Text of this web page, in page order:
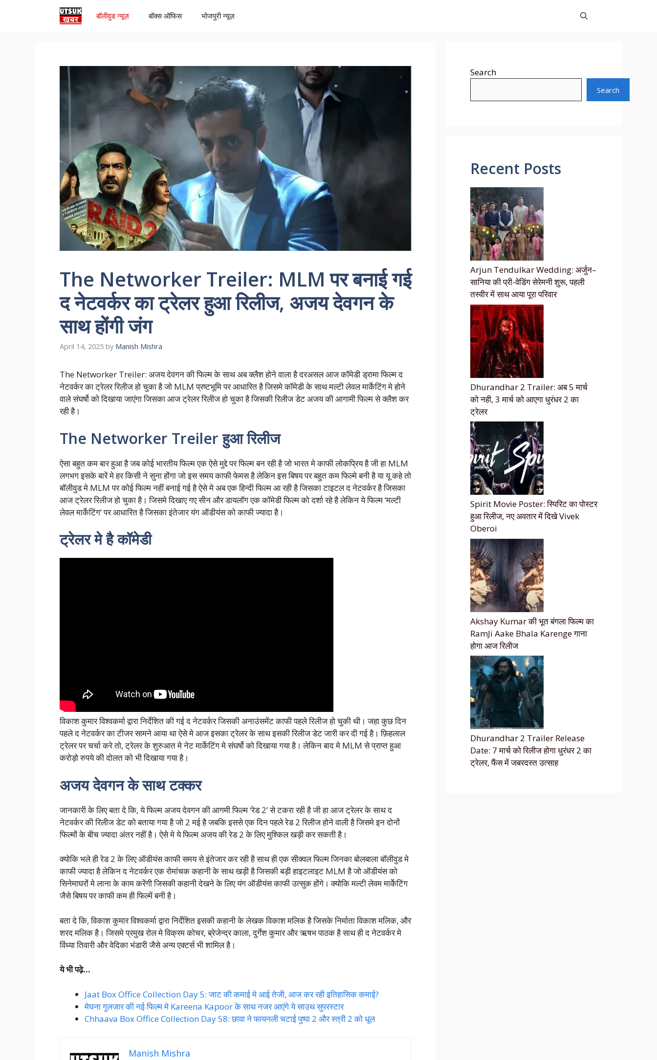
बॉलीवुड न्यूज़ बॉक्स ऑफिस भोजपुरी न्यूज़
The Networker Treiler: MLM पर बनाई गई
द नेटवर्कर का ट्रेलर हुआ रिलीज, अजय देवगन के
साथ होंगी जंग
April 14, 2025 by Manish Mishra
The Networker Treiler: अजय देवगन की फिल्म के साथ अब क्लैश होने वाला है दरअसल आज कॉमेडी ड्रामा फिल्म द
नेटवर्कर का ट्रेलर रिलीज हो चुका है जो MLM प्रष्टभूमि पर आधारित है जिसमे कॉमेडी के साथ मल्टी लेवल मार्केटिंग मे होने
वाले संघर्षो को दिखाया जाएंगा जिसका आज ट्रेलर रिलीज हो चुका है जिसकी रिलीज डेट अजय की आगामी फिल्म से क्लैश कर
रही है।
The Networker Treiler हुआ रिलीज
ऐसा बहुत कम बार हुआ है जब कोई भारतीय फिल्म एक ऐसे मुद्दे पर फिल्म बन रही है जो भारत मे काफी लोकप्रिय है जी हा MLM
लगभग इसके बारें मे हर किसी ने सुना होंगा जो इस समय काफी फेमस है लेकिन इस बिषय पर बहुत कम फिल्मे बनी है या यू कहे तो
बॉलीवुड मे MLM पर कोई फिल्म नहीं बनाई गई है ऐसे मे अब एक हिन्दी फिल्म आ रही है जिसका टाइटल द नेटवर्कर है जिसका
आज ट्रेलर रिलीज हो चुका है। जिसमे दिखाए गए सीन और डायलॉग एक कॉमेडी फिल्म को दर्शा रहे है लेकिन ये फिल्म ‘मल्टी
लेवल मार्केटिंग’ पर आधारित है जिसका इंतेजार यंग ऑडीयंस को काफी ज्यादा है।
ट्रेलर मे है कॉमेडी
विकाश कुमार विश्वकर्मा द्वारा निर्देशित की गई द नेटवर्कर जिसकी अनाउंसमेंट काफी पहले रिलीज हो चुकी थी। जहा कुछ दिन
पहले द नेटवर्कर का टीजर सामने आया था ऐसे मे आज इसका ट्रेलर के साथ इसकी रिलीज डेट जारी कर दी गई है। फ़िहलाल
ट्रेलर पर चर्चा करे तो, ट्रेलर के शुरुआत मे नेट मार्केटिंग मे संघर्षो को दिखाया गया है। लेकिन बाद मे MLM से प्राप्त हुआ
करोड़ो रुपये की दोलत को भी दिखाया गया है।
अजय देवगन के साथ टक्कर
जानकारी के लिए बता दे कि, ये फिल्म अजय देवगन की आगमी फिल्म ‘रेड 2’ से टकरा रही है जी हा आज ट्रेलर के साथ द
नेटवर्कर की रिलीज डेट को बताया गया है जो 2 मई है जबकि इससे एक दिन पहले रेड 2 रिलीज होने वाली है जिसमे इन दोनों
फिल्मों के बीच ज्यादा अंतर नहीं है। ऐसे मे ये फिल्म अजय की रेड 2 के लिए मुश्किल खड़ी कर सकती है।
क्योकि भले ही रेड 2 के लिए ऑडीयंस काफी समय से इंतेजार कर रही है साथ ही एक सीक्वल फिल्म जिनका बोलबाला बॉलीवुड मे
काफी ज्यादा है लेकिन द नेटवर्कर एक रोमांचक कहानी के साथ खड़ी है जिसकी बड़ी हाइटलाइट MLM है जो ऑडीयंस को
सिनेमाघरों मे लाना के काम करेंगी जिसकी कहानी देखने के लिए यंग ऑडीयंस काफी उत्सुक होंगे। क्योकि मल्टी लेवम मार्केटिंग
जैसे बिषय पर काफी कम ही फिल्में बनी है।
बता दे कि, विकाश कुमार विश्वकर्मा द्वारा निर्देशित इसकी कहानी के लेखक विकाश मलिक है जिसके निर्माता विकाश मलिक, और
शरद मलिक है। जिसमे प्रमुख रोल मे विक्रम कोचर, ब्रेजेन्द्र काला, दुर्गेश कुमार और ऋषभ पाठक है साथ ही द नेटवर्कर मे
विंध्या तिवारी और वेदिका भंडारी जैसे अन्य एक्टर्स भी शामिल है।
ये भी पढ़े…
Jaat Box Office Collection Day 5: जाट की कमाई मे आई तेजी, आज कर रही इतिहासिक कमाई?
मेघना गुलजार की नई फिल्म मे Kareena Kapoor के साथ नजर आएंगे ये साउथ सुपरस्टार
Chhaava Box Office Collection Day 58: छावा ने फायनली चटाई पुष्पा 2 और स्त्री 2 को धूल
Manish Mishra
Search
Search
Recent Posts
Arjun Tendulkar Wedding: अर्जुन–
सानिया की प्री-वेडिंग सेरेमनी शुरू, पहली
तस्वीर में साथ आया पूरा परिवार
Dhurandhar 2 Trailer: अब 5 मार्च
को नही, 3 मार्च को आएगा धुरंधर 2 का
ट्रेलर
Spirit Movie Poster: स्पिरिट का पोस्टर
हुआ रिलीज, नए अवतार में दिखे Vivek
Oberoi
Akshay Kumar की भूत बंगला फिल्म का
RamJi Aake Bhala Karenge गाना
होगा आज रिलीज
Dhurandhar 2 Trailer Release
Date: 7 मार्च को रिलीज होगा धुरंधर 2 का
ट्रेलर, फैंस में जबरदस्त उत्साह